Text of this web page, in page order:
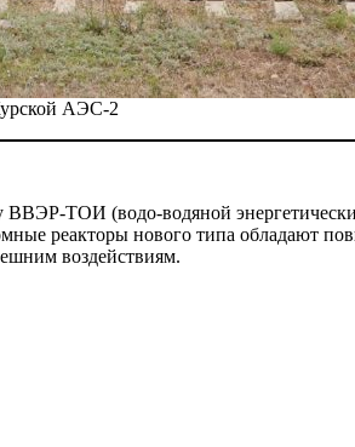
АЭС-2
ТОИ (водо-водяной
реакторы нового типа
воздействиям.